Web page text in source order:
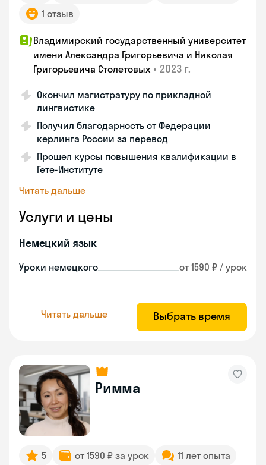
1 отзыв
Владимирский государственный университет
имени Александра Григорьевича и Николая
Григорьевича Столетовых • 2023 г.
Окончил магистратуру по прикладной
лингвистике
Получил благодарность от Федерации
керлинга России за перевод
Прошел курсы повышения квалификации в
Гете-Институте
Читать дальше
Услуги и цены
Немецкий язык
Уроки немецкого от 1590 ₽ / урок
Читать дальше Выбрать время
Римма
5 от 1590 ₽ за урок
11 лет опыта